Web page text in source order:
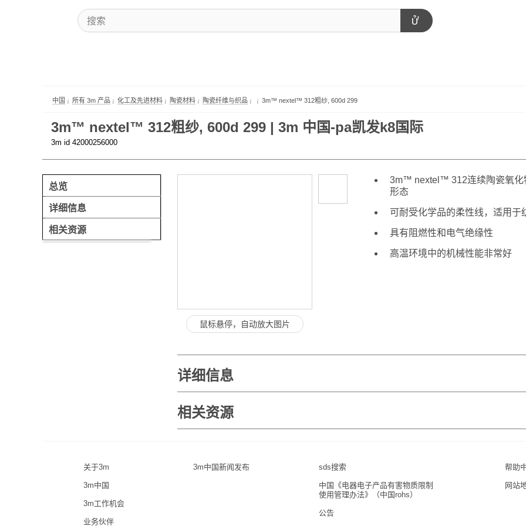
中国 所有 3m 产品 化工及先进材料 陶瓷材料 陶瓷纤维与织品 3m™ nextel™ 312粗纱, 600d 299
3m™ nextel™ 312粗纱, 600d 299 | 3m 中国-pa凯发k8国际
3m id 42000256000
总览
详细信息
相关资源
鼠标悬停，自动放大图片
3m™ nextel™ 312连续陶瓷氧化
形态
可耐受化学品的柔性线，适用于
具有阻燃性和电气绝缘性
高温环境中的机械性能非常好
详细信息
相关资源
关于3m
3m中国
3m工作机会
业务伙伴
3m中国新闻发布 sds搜索
中国《电器电子产品有害物质限制
使用管理办法》（中国rohs）
公告
帮助
网站